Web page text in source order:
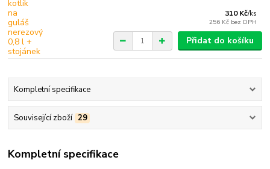
310 Kč/ks
256 Kč bez DPH
Přidat do košíku
Kompletní specifikace
Související zboží 29
Kompletní specifikace